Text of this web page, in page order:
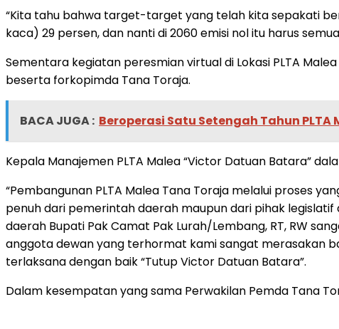
“Kita tahu bahwa target-target yang telah kita sepakati
kaca) 29 persen, dan nanti di 2060 emisi nol itu harus
Sementara kegiatan peresmian virtual di Lokasi PLTA
beserta forkopimda Tana Toraja.
BACA JUGA : Beroperasi Satu Setengah Tahun PLTA
Kepala Manajemen PLTA Malea “Victor Datuan Batara”
“Pembangunan PLTA Malea Tana Toraja melalui proses
penuh dari pemerintah daerah maupun dari pihak
daerah Bupati Pak Camat Pak Lurah/Lembang, RT, RW
anggota dewan yang terhormat kami sangat merasakan
terlaksana dengan baik “Tutup Victor Datuan Batara”.
Dalam kesempatan yang sama Perwakilan Pemda Tana